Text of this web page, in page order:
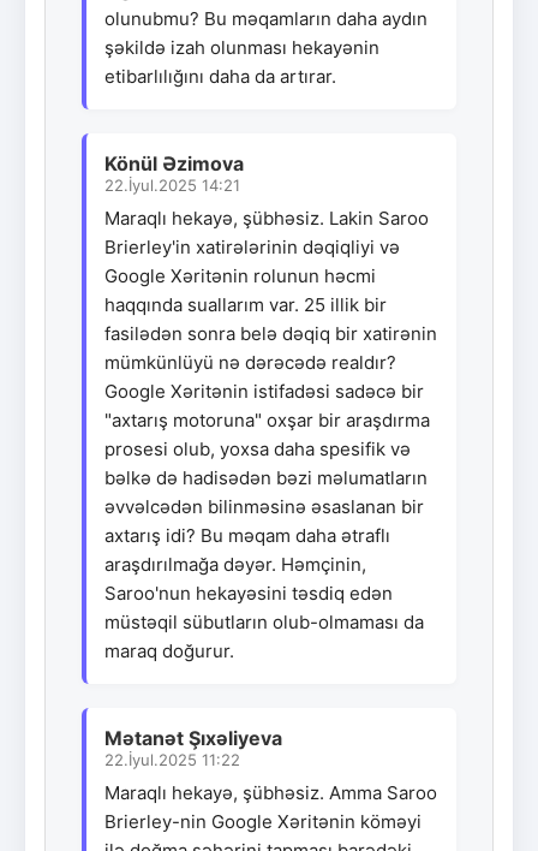
olunubmu? Bu məqamların daha aydın
şəkildə izah olunması hekayənin
etibarlılığını daha da artırar.
Könül Əzimova
22.İyul.2025 14:21
Maraqlı hekayə, şübhəsiz. Lakin Saroo
Brierley'in xatirələrinin dəqiqliyi və
Google Xəritənin rolunun həcmi
haqqında suallarım var. 25 illik bir
fasilədən sonra belə dəqiq bir xatirənin
mümkünlüyü nə dərəcədə realdır?
Google Xəritənin istifadəsi sadəcə bir
"axtarış motoruna" oxşar bir araşdırma
prosesi olub, yoxsa daha spesifik və
bəlkə də hadisədən bəzi məlumatların
əvvəlcədən bilinməsinə əsaslanan bir
axtarış idi? Bu məqam daha ətraflı
araşdırılmağa dəyər. Həmçinin,
Saroo'nun hekayəsini təsdiq edən
müstəqil sübutların olub-olmaması da
maraq doğurur.
Mətanət Şıxəliyeva
22.İyul.2025 11:22
Maraqlı hekayə, şübhəsiz. Amma Saroo
Brierley-nin Google Xəritənin köməyi